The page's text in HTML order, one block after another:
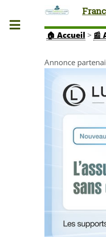
🏠 Accueil > 📰
Annonce
Toggle